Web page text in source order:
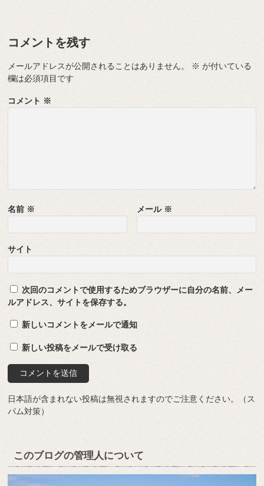
コメントを残す
メールアドレスが公開されることはありません。 ※ が付いている
欄は必須項目です
コメント ※
名前 ※ メール ※
サイト
次回のコメントで使用するためブラウザーに自分の名前、メー
ルアドレス、サイトを保存する。
新しいコメントをメールで通知
新しい投稿をメールで受け取る
日本語が含まれない投稿は無視されますのでご注意ください。（ス
パム対策）
このブログの管理人について